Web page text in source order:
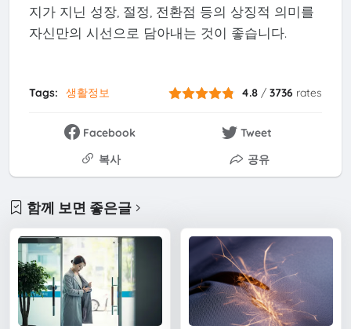
지가 지닌 성장, 절정, 전환점 등의 상징적 의미를
자신만의 시선으로 담아내는 것이 좋습니다.
Tags: 생활정보 4.8 /3736 rates
Facebook
Tweet
복사
공유
함께 보면 좋은글